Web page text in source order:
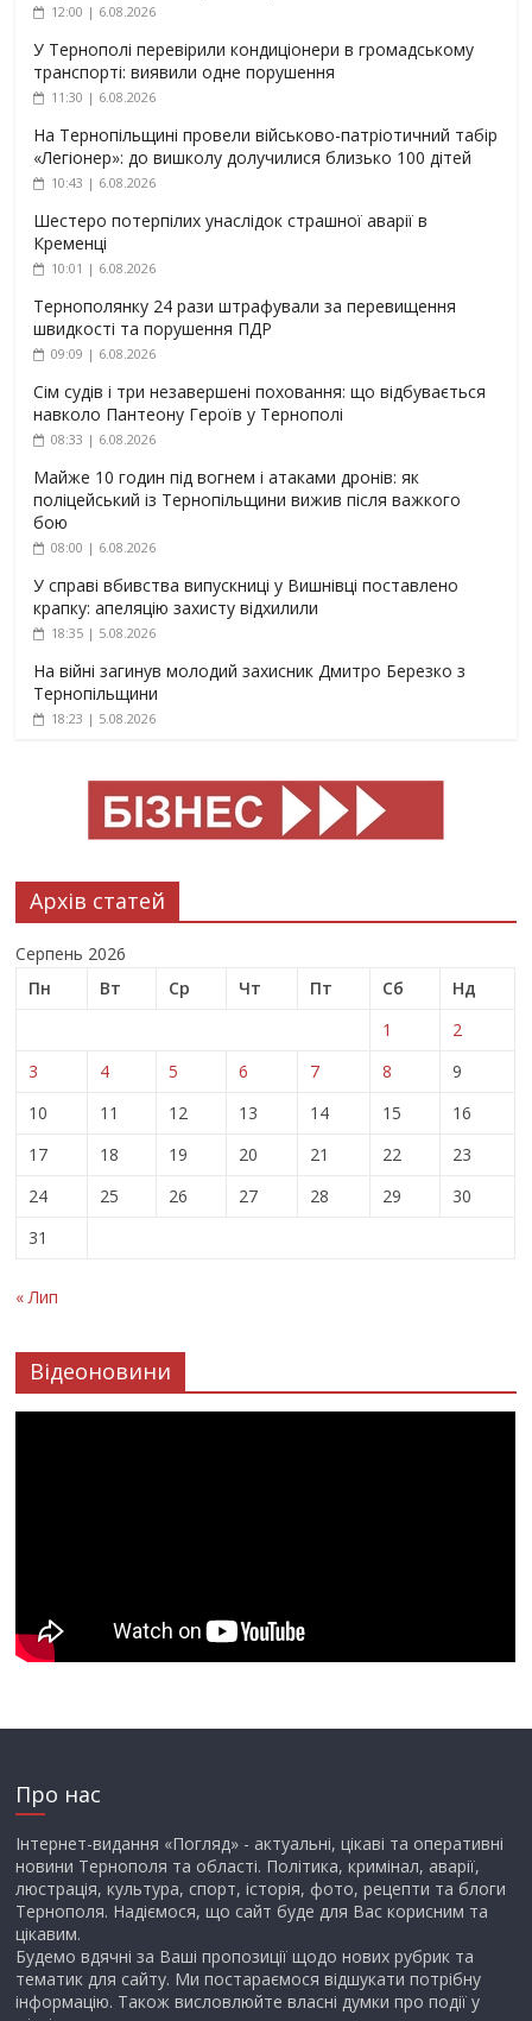
12:00 | 6.08.2026
У Тернополі перевірили кондиціонери в громадському
транспорті: виявили одне порушення
11:30 | 6.08.2026
На Тернопільщині провели військово-патріотичний табір
«Легіонер»: до вишколу долучилися близько 100 дітей
10:43 | 6.08.2026
Шестеро потерпілих унаслідок страшної аварії в
Кременці
10:01 | 6.08.2026
Тернополянку 24 рази штрафували за перевищення
швидкості та порушення ПДР
09:09 | 6.08.2026
Сім судів і три незавершені поховання: що відбувається
навколо Пантеону Героїв у Тернополі
08:33 | 6.08.2026
Майже 10 годин під вогнем і атаками дронів: як
поліцейський із Тернопільщини вижив після важкого
бою
08:00 | 6.08.2026
У справі вбивства випускниці у Вишнівці поставлено
крапку: апеляцію захисту відхилили
18:35 | 5.08.2026
На війні загинув молодий захисник Дмитро Березко з
Тернопільщини
18:23 | 5.08.2026
Архів статей
Серпень 2026
Пн
Вт Ср Чт Пт Сб
Нд
1
2
3
4 5 6 7 8
9
10
11 12 13 14 15
16
17
18 19 20 21 22
23
24
25 26 27 28 29
30
31
« Лип
Відеоновини
Про нас
Інтернет-видання «Погляд» - актуальні, цікаві та оперативні
новини Тернополя та області. Політика, кримінал, аварії,
люстрація, культура, спорт, історія, фото, рецепти та блоги
Тернополя. Надіємося, що сайт буде для Вас корисним та
цікавим.
Будемо вдячні за Ваші пропозиції щодо нових рубрик та
тематик для сайту. Ми постараємося відшукати потрібну
інформацію. Також висловлюйте власні думки про події у